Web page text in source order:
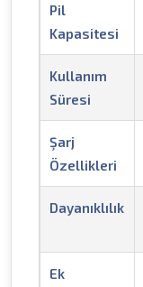
Pil
Kapasitesi
Kullanım
Süresi
Şarj
Özellikleri
Dayanıklılık
Ek